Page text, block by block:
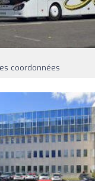
coordonnées